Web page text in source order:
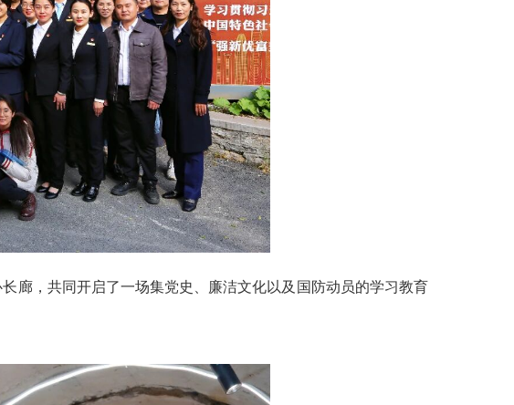
，共同开启了一场集党史、廉洁文化以及国防动员的学习教育